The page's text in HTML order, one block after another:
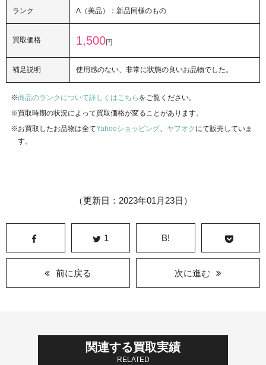
ランク A（美品）：新品同様のもの
買取価格 1,500円
補足説明 使用感のない、非常に状態の良いお品物でした。
商品のランクについて詳しくはこちら をご覧ください。
買取時期の状況によって買取価格が変ることがあります。
お買取したお品物は全てYahooショッピング、 ヤフオク にて販売していま
す。
（更新日：2023年01月23日）
1 B!
前に戻る 次に進む
関連する買取実績
RELATED